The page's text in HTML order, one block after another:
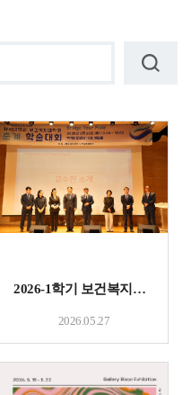
2026-1학기 보건복지대학원 학술대회
2026.05.27